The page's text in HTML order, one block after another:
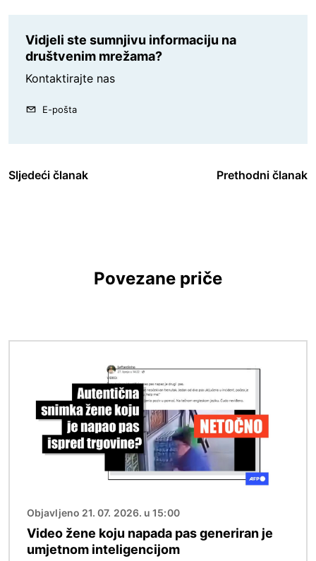
Vidjeli ste sumnjivu informaciju na
društvenim mrežama?
Kontaktirajte nas
E-pošta
Sljedeći članak Prethodni članak
Povezane priče
Objavljeno 21. 07. 2026. u 15:00
Video žene koju napada pas generiran je
umjetnom inteligencijom